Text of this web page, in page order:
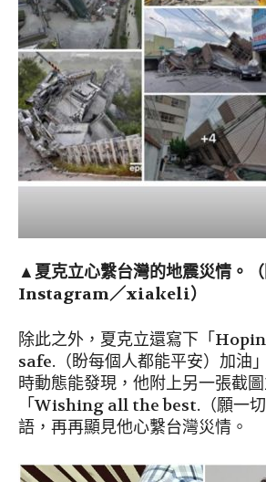
▲夏克立心繫台灣的地震災情。
Instagram／xiakeli）
除此之外，夏克立還寫下「
safe.（盼每個人都能平安）加油
時動態能發現，他附上另一張截
「Wishing all the best.（願一
語，再再顯見他心繫台灣災情。